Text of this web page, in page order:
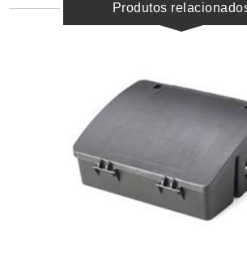
Produtos